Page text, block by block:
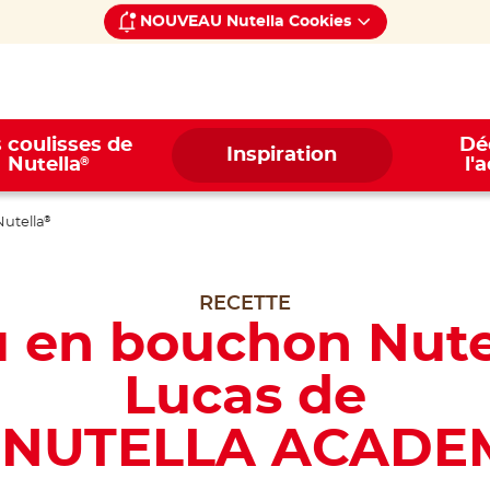
NOUVEAU Nutella Cookies
coulisses de
Nutella® Inspiration
®
RECETTE
en bouchon
Lucas de